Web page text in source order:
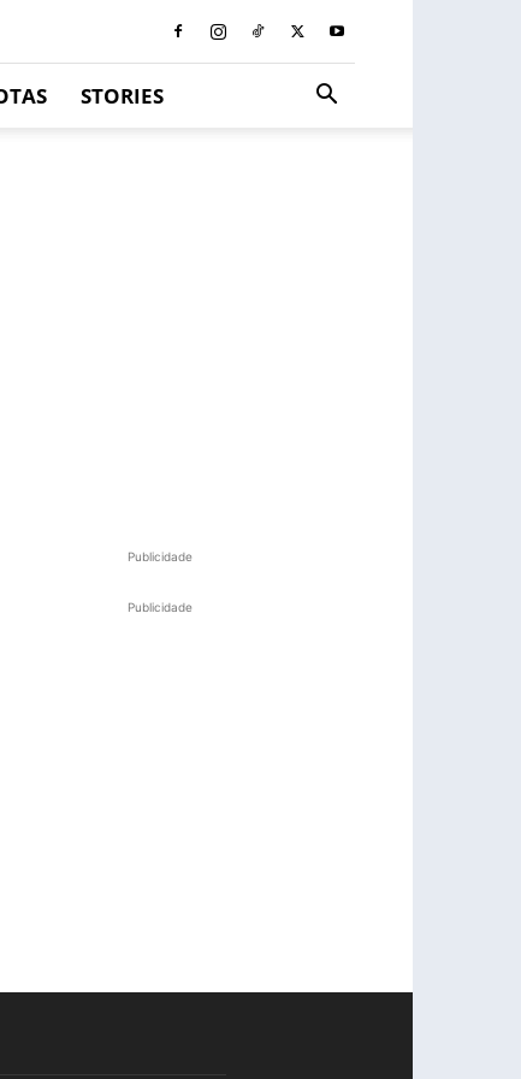
STORIES
Publicidade
Publicidade